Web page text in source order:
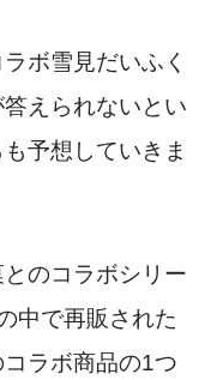
ボ雪見だいふく
えられないとい
予想していきま
のコラボシリー
中で再販された
ラボ商品の1つ